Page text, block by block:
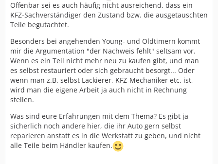
Offenbar sei es auch häufig nicht ausreichend, dass ein
KFZ-Sachverständiger den Zustand bzw. die ausgetauschten
Teile begutachtet.
Besonders bei angehenden Young- und Oldtimern kommt
mir die Argumentation "der Nachweis fehlt" seltsam vor.
Wenn es ein Teil nicht mehr neu zu kaufen gibt, und man
es selbst restauriert oder sich gebraucht besorgt... Oder
wenn man z.B. selbst Lackierer, KFZ-Mechaniker etc. ist,
wird man die eigene Arbeit ja auch nicht in Rechnung
stellen.
Was sind eure Erfahrungen mit dem Thema? Es gibt ja
sicherlich noch andere hier, die ihr Auto gern selbst
reparieren anstatt es in die Werkstatt zu geben, und nicht
alle Teile beim Händler kaufen.